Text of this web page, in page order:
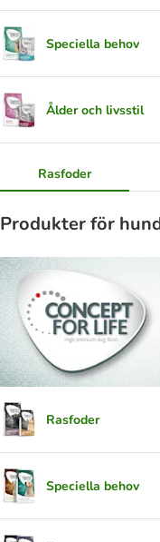
Speciella behov
Ålder och livsstil
Rasfoder
Produkter för
Rasfoder
Speciella behov